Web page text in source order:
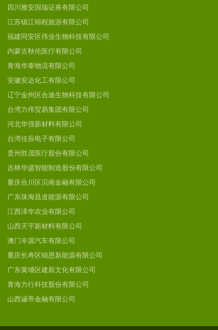
四川雅安国瑞证券有限公司
江苏镇江锦程旅游有限公司
福建同安区伟业生物科技有限公司
内蒙古秋伦医疗有限公司
青海华泰物流有限公司
安徽安达化工有限公司
辽宁金州区合迪生物科技有限公司
台湾力伟贸易集团有限公司
河北华强新材料有限公司
台湾佳辰电子有限公司
贵州胜茂医疗股份有限公司
吉林华盛智能制造股份有限公司
重庆合川区贝南金融有限公司
广东珠海昌道能源有限公司
江西泽华农业有限公司
山西天宇新材料有限公司
澳门丰源汽车有限公司
重庆长寿区锦恩新能源有限公司
广东黄埔区建新文化有限公司
青海力行科技股份有限公司
山西诚帝金融有限公司